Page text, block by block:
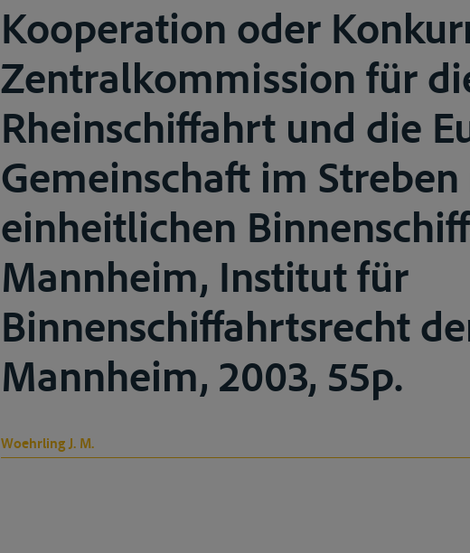
Kooperation oder
Zentralkommission für
Rheinschiffahrt und die
Gemeinschaft im
einheitlichen
Mannheim, Institut für
Binnenschiffahrtsrecht
Mannheim, 2003, 55p.
Woehrling J. M.